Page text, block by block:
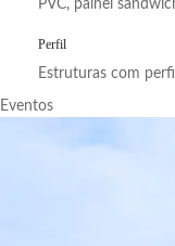
PVC, painel
Perfil
Estruturas com
Eventos